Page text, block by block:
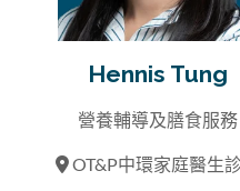
Hennis Tung
營養輔導及膳食服務
OT&P中環家庭醫生